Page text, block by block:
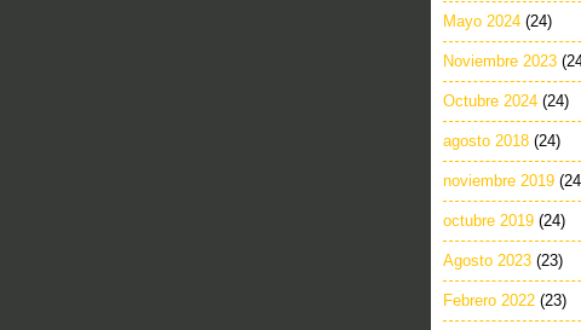
Mayo 2024 (24)
Noviembre 2023
Octubre 2024 (24)
agosto 2018 (24)
noviembre 2019
octubre 2019 (24)
Agosto 2023 (23)
Febrero 2022 (23)